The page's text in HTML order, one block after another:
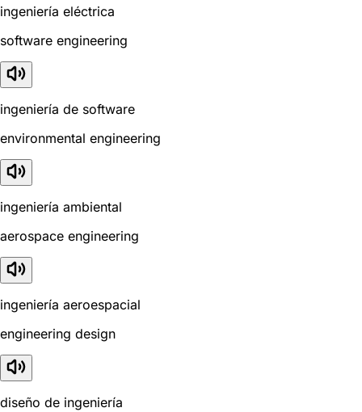
ingeniería eléctrica
software engineering
ingeniería de software
environmental engineering
ingeniería ambiental
aerospace engineering
ingeniería aeroespacial
engineering design
diseño de ingeniería